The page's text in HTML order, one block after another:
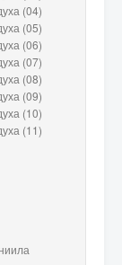
(04)
(05)
(06)
(07)
(08)
(09)
(10)
(11)